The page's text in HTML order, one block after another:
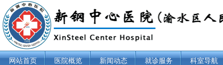
网站首页 医院概览 新闻动态 就诊服务 科室导航